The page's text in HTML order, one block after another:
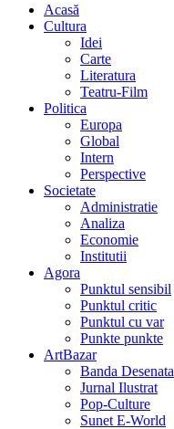
Acasă
Cultura
Idei
Carte
Literatura
Teatru-Film
Politica
Europa
Global
Intern
Perspective
Societate
Administratie
Analiza
Economie
Institutii
Agora
Punktul sensibil
Punktul critic
Punktul cu var
Punkte punkte
ArtBazar
Banda Desenata
Jurnal Ilustrat
Pop-Culture
Sunet E-World